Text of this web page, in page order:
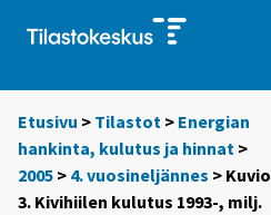
Etusivu > Tilastot > Energian
hankinta, kulutus ja hinnat >
2005 > 4. vuosineljännes > Kuvio
3. Kivihiilen kulutus 1993-, milj.